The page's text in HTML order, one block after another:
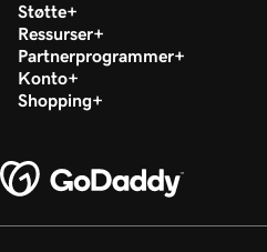
Støtte
Ressurser
Partnerprogrammer
Konto
Shopping